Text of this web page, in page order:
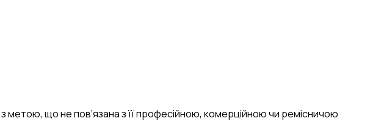
метою, що не пов’язана з її професійною, комерційною чи ремісничою